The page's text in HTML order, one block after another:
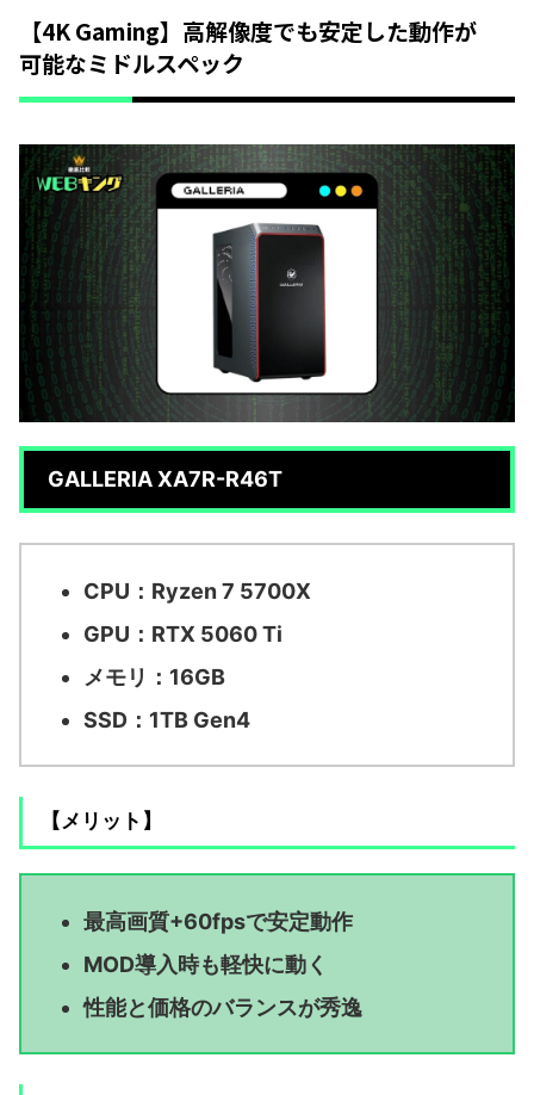
【4K Gaming】高解像度でも安定した動作が
可能なミドルスペック
GALLERIA XA7R-R46T
CPU：Ryzen 7 5700X
GPU：RTX 5060 Ti
メモリ：16GB
SSD：1TB Gen4
【メリット】
最高画質+60fpsで安定動作
MOD導入時も軽快に動く
性能と価格のバランスが秀逸